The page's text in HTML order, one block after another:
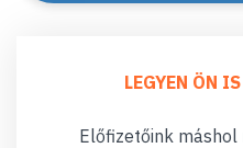
LEGYEN ÖN
Előfizetőink